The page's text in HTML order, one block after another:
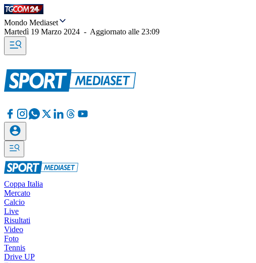
Mondo Mediaset
Martedì 19 Marzo 2024 - Aggiornato alle 23:09
Coppa Italia
Mercato
Calcio
Live
Risultati
Video
Foto
Tennis
Drive UP